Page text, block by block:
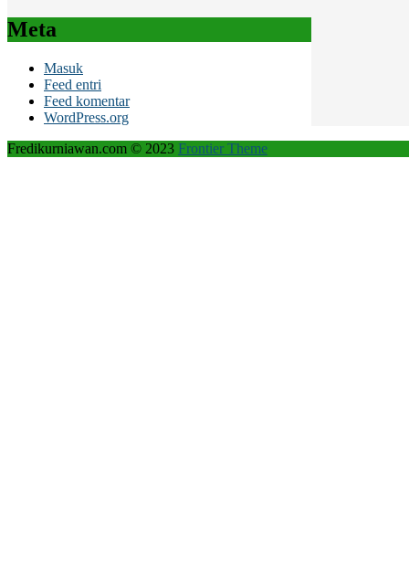
Meta
Masuk
Feed entri
Feed komentar
WordPress.org
Fredikurniawan.com © 2023 Frontier Theme